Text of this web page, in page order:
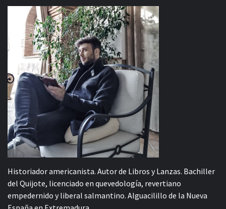
Historiador americanista. Autor de Libros y Lanzas. Bachiller
del Quijote, licenciado en quevedología, revertiano
empedernido y liberal salmantino. Alguacilillo de la Nueva